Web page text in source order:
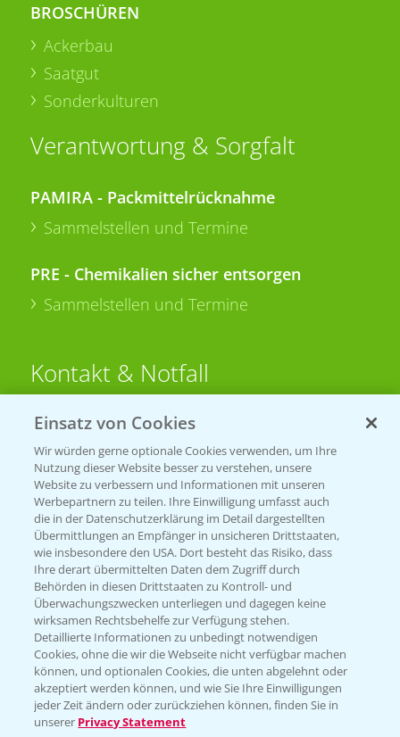
BROSCHÜREN
Ackerbau
Saatgut
Sonderkulturen
Verantwortung & Sorgfalt
PAMIRA - Packmittelrücknahme
Sammelstellen und Termine
PRE - Chemikalien sicher entsorgen
Sammelstellen und Termine
Kontakt & Notfall
Beratung auf WhatsApp
T.+49 (0)174 346 564 1
KONTAKT
Hilfe in Notfällen
T.+49 (0)214/30-20220
Folgen Sie uns
Einsatz von Cookies
Wir würden gerne optionale Cookies verwenden, um Ihre
Nutzung dieser Website besser zu verstehen, unsere
Website zu verbessern und Informationen mit unseren
Werbepartnern zu teilen. Ihre Einwilligung umfasst auch
die in der Datenschutzerklärung im Detail dargestellten
Übermittlungen an Empfänger in unsicheren Drittstaaten,
wie insbesondere den USA. Dort besteht das Risiko, dass
Ihre derart übermittelten Daten dem Zugriff durch
Behörden in diesen Drittstaaten zu Kontroll- und
Überwachungszwecken unterliegen und dagegen keine
wirksamen Rechtsbehelfe zur Verfügung stehen.
Detaillierte Informationen zu unbedingt notwendigen
Cookies, ohne die wir die Webseite nicht verfügbar machen
können, und optionalen Cookies, die unten abgelehnt oder
akzeptiert werden können, und wie Sie Ihre Einwilligungen
jeder Zeit ändern oder zurückziehen können, finden Sie in
unserer Privacy Statement